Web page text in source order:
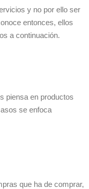
y no por ello ser
entonces, ellos
a continuación.
piensa en productos
se enfoca
que ha de comprar,